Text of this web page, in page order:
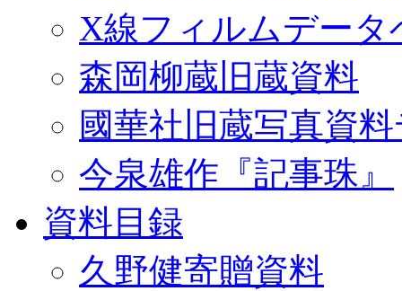
X線フィルムデータ
森岡柳蔵旧蔵資料
國華社旧蔵写真資
今泉雄作『記事珠』
資料目録
久野健寄贈資料